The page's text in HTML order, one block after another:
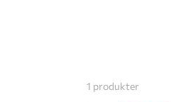
1 produkter